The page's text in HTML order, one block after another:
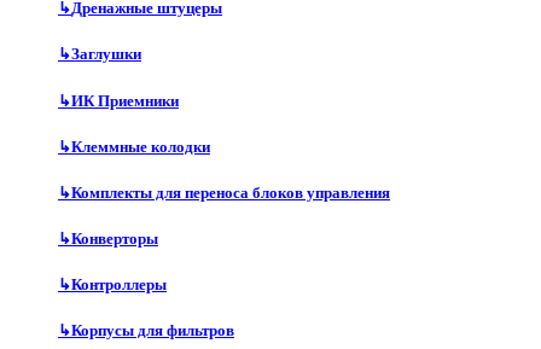
↳Дренажные штуцеры
↳Заглушки
↳ИК Приемники
↳Клеммные колодки
↳Комплекты для переноса блоков управления
↳Конверторы
↳Контроллеры
↳Корпусы для фильтров